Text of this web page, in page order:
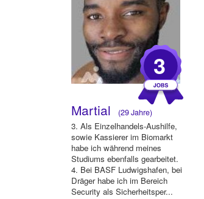
3
Martial (29 Jahre)
3. Als Einzelhandels-Aushilfe,
sowie Kassierer im Biomarkt
habe ich während meines
Studiums ebenfalls gearbeitet.
4. Bei BASF Ludwigshafen, bei
Dräger habe ich im Bereich
Security als Sicherheitsper...